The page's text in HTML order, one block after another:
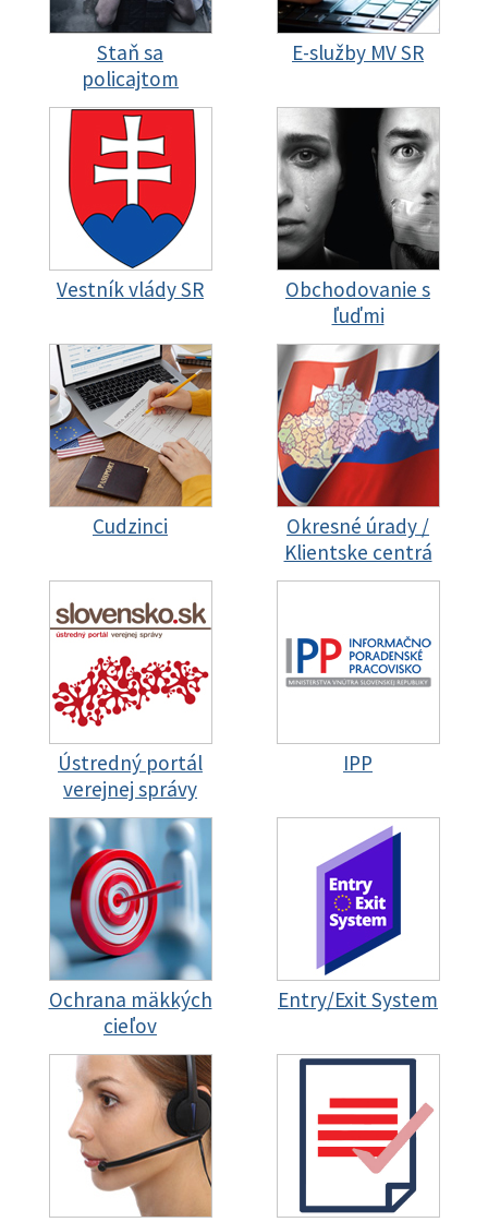
Staň sa
policajtom
E-služby MV SR
Vestník vlády SR
Obchodovanie s
ľuďmi
Cudzinci
Okresné úrady /
Klientske centrá
Ústredný portál
verejnej správy
IPP
Ochrana mäkkých
cieľov
Entry/Exit System